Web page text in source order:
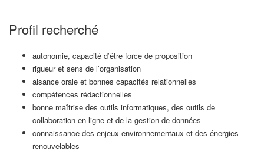
Profil recherché
autonomie, capacité d’être force de proposition
rigueur et sens de l’organisation
aisance orale et bonnes capacités relationnelles
compétences rédactionnelles
bonne maîtrise des outils informatiques, des outils de
collaboration en ligne et de la gestion de données
connaissance des enjeux environnementaux et des énergies
renouvelables